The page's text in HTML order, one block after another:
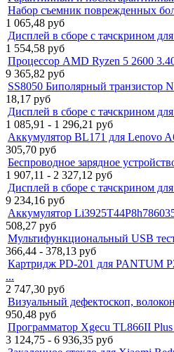
Набор съемник поврежденных
1 065,48 руб
Дисплей в сборе с тачскрином
1 554,58 руб
Процессор AMD Ryzen 5 2600
9 365,82 руб
SS8050 Биполярный транзистор
18,17 руб
Дисплей в сборе с тачскрином
1 085,91 - 1 296,21 руб
Аккумулятор BL171 для Lenovo
305,70 руб
Беспроводное зарядное
1 907,11 - 2 327,12 руб
Дисплей в сборе с тачскрином
9 234,16 руб
Аккумулятор
508,27 руб
Мультифункциональный USB
366,44 - 378,13 руб
Картридж PD-201 для PANTUM
...
2 747,30 руб
Визуальный дефектоскоп,
950,48 руб
Программатор Xgecu TL866II
3 124,75 - 6 936,35 руб